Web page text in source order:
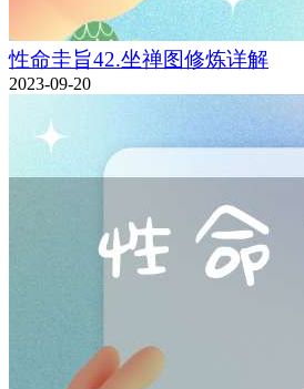
性命圭旨42.坐禅图修炼详解
2023-09-20